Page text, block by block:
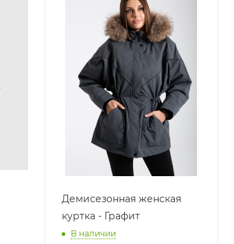
Демисезонная женская
куртка - Графит
В наличии